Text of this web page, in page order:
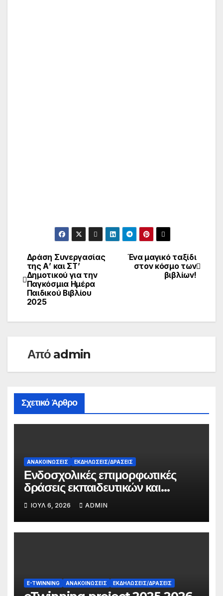
Πλοήγηση
άρθρων
Ένα μαγικό ταξίδι
στον κόσμο των
βιβλίων!
Δράση Συνεργασίας
της Α’ και ΣΤ’
Δημοτικού για την
Παγκόσμια Ημέρα
Παιδικού Βιβλίου
2025
Από admin
Σχετικό Άρθρο
ΑΝΑΚΟΙΝΏΣΕΙΣ ΕΚΔΗΛΏΣΕΙΣ/ΔΡΆΣΕΙΣ
Ενδοσχολικές επιμορφωτικές
δράσεις εκπαιδευτικών και
γονέων
ΙΟΎΛ 6, 2026 ADMIN
E-TWINNING ΑΝΑΚΟΙΝΏΣΕΙΣ ΕΚΔΗΛΏΣΕΙΣ/ΔΡΆΣΕΙΣ